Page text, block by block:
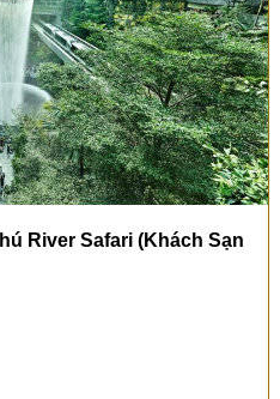
River Safari (Khách Sạn